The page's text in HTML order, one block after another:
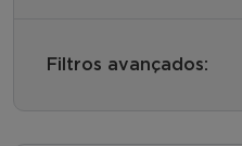
Filtros avançados: